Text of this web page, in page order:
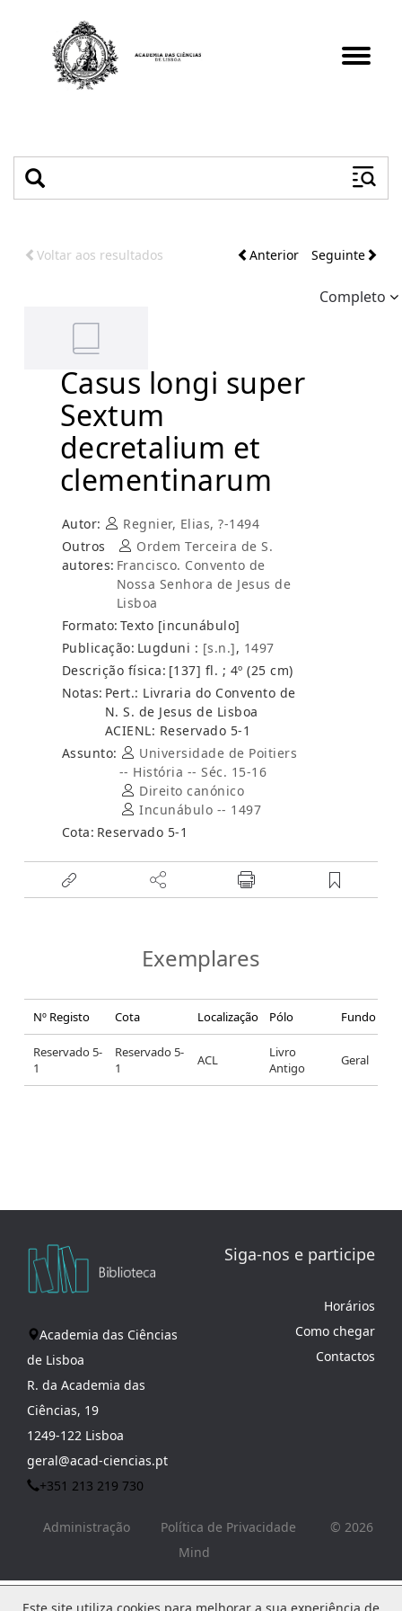
Toggle
Voltar aos resultados Anterior Seguinte
Completo
Casus longi super
Sextum
decretalium et
clementinarum
Autor:
Regnier, Elias, ?-1494
Outros
autores:
Ordem Terceira de S.
Francisco. Convento de
Nossa Senhora de Jesus de
Lisboa
Formato: Texto [incunábulo]
Publicação: Lugduni : [s.n.], 1497
Descrição física: [137] fl. ; 4º (25 cm)
Notas: Pert.: Livraria do Convento de
N. S. de Jesus de Lisboa
ACIENL: Reservado 5-1
Assunto:
Universidade de Poitiers
-- História -- Séc. 15-16
Direito canónico
Incunábulo -- 1497
Cota: Reservado 5-1
Exemplares
Nº Registo Cota Localização Pólo Fundo
Reservado 5-
1
Reservado 5-
1
ACL
Livro
Antigo
Geral
Academia das Ciências
de Lisboa
R. da Academia das
Ciências, 19
1249-122 Lisboa
geral@acad-ciencias.pt
+351 213 219 730
Siga-nos e participe
Horários
Como chegar
Contactos
Administração Política de Privacidade
© 2026
Mind